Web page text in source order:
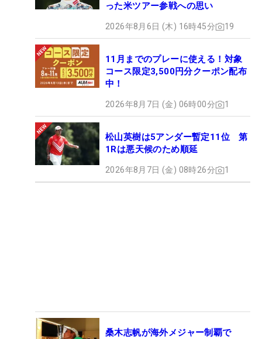
った米ツアー参戦への思い
2026年8月6日 (木) 16時45分 19
11月までのプレーに使える！対象
コース限定3,500円分クーポン配布
中！
2026年8月7日 (金) 06時00分 1
松山英樹は5アンダー暫定11位 第
1Rは悪天候のため順延
2026年8月7日 (金) 08時26分 1
桑木志帆が海外メジャー制覇で